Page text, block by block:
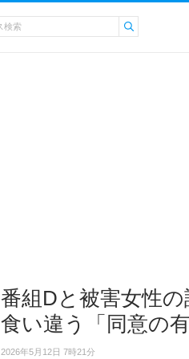
番組Dと被害女性
食い違う「同意の有
2026年5月12日 7時21分